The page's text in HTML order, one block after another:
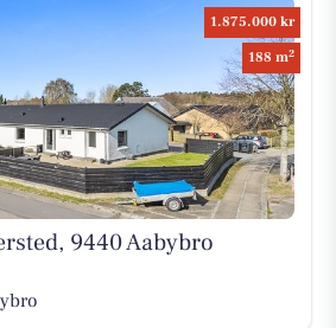
1.875.000 kr
188 m2
9440 Aabybro